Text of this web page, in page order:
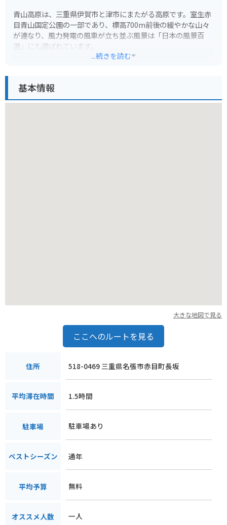
青山高原は、三重県伊賀市と津市にまたがる高原です。室生赤
目青山国定公園の一部であり、標高700m前後の緩やかな山々
が連なり、風力発電の風車が立ち並ぶ風景は「日本の風景百
選」にも選ばれています。
ことができます。また、パラグライダーやハンググライダーの
フライトエリアとしても人気があります。
...続きを読む
基本情報
大きな地図で見る
ここへのルートを見る
住所 518-0469 三重県名張市赤目町長坂
平均滞在時間 1.5時間
駐車場 駐車場あり
ベストシーズン 通年
平均予算 無料
オススメ人数 一人